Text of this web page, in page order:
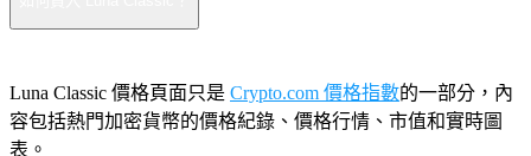
Luna Classic 價格頁面只是 Crypto.com 價格指數的一部分，內
容包括熱門加密貨幣的價格紀錄、價格行情、市值和實時圖
表。